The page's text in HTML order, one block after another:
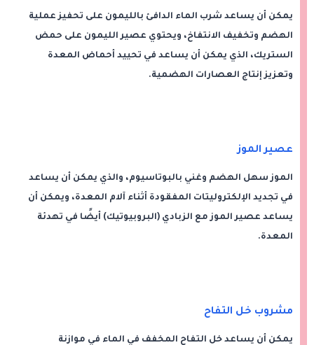
يمكن أن يساعد شرب الماء الدافئ بالليمون على تحفيز عملية
الهضم وتخفيف الانتفاخ، ويحتوي عصير الليمون على حمض
الستريك، الذي يمكن أن يساعد في تحييد أحماض المعدة
وتعزيز إنتاج العصارات الهضمية.
عصير الموز
الموز سهل الهضم وغني بالبوتاسيوم، والذي يمكن أن يساعد
في تجديد الإلكتروليتات المفقودة أثناء آلام المعدة، ويمكن أن
يساعد عصير الموز مع الزبادي (البروبيوتيك) أيضًا في تهدئة
المعدة.
مشروب خل التفاح
يمكن أن يساعد خل التفاح المخفف في الماء في موازنة